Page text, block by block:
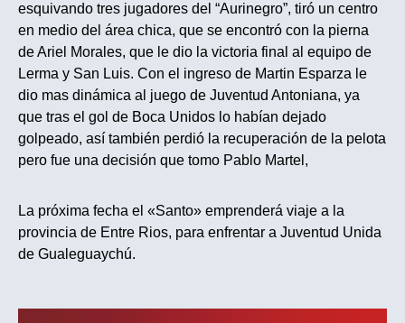
esquivando tres jugadores del “Aurinegro”, tiró un centro
en medio del área chica, que se encontró con la pierna
de Ariel Morales, que le dio la victoria final al equipo de
Lerma y San Luis. Con el ingreso de Martin Esparza le
dio mas dinámica al juego de Juventud Antoniana, ya
que tras el gol de Boca Unidos lo habían dejado
golpeado, así también perdió la recuperación de la pelota
pero fue una decisión que tomo Pablo Martel,
La próxima fecha el «Santo» emprenderá viaje a la
provincia de Entre Rios, para enfrentar a Juventud Unida
de Gualeguaychú.